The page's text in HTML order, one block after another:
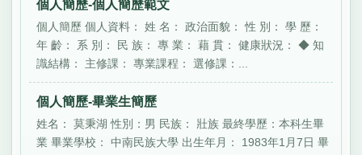
個人簡歷-個人簡歷範文
個人簡歷 個人資料： 姓 名： 政治面貌： 性 別： 學 歷：
年 齡： 系 別： 民 族： 專 業： 藉 貫： 健康狀況： ◆ 知
識結構： 主修課： 專業課程： 選修課：...
個人簡歷-畢業生簡歷
姓名： 莫秉湖 性別：男 民族： 壯族 最終學歷：本科生畢
業 畢業學校： 中南民族大學 出生年月： 1983年1月7日 畢